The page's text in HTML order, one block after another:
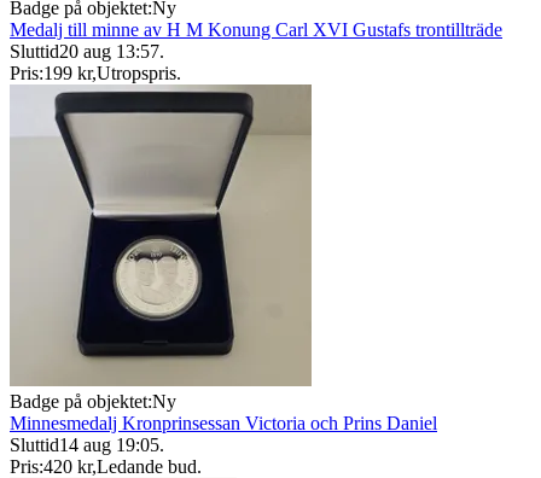
Badge på objektet:Ny
Medalj till minne av H M Konung Carl XVI Gustafs trontillträde
Sluttid20 aug 13:57.
Pris:199 kr,Utropspris.
Badge på objektet:Ny
Minnesmedalj Kronprinsessan Victoria och Prins Daniel
Sluttid14 aug 19:05.
Pris:420 kr,Ledande bud.